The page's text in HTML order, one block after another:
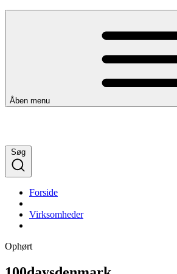
Åben menu
Søg
Forside
Virksomheder
Ophørt